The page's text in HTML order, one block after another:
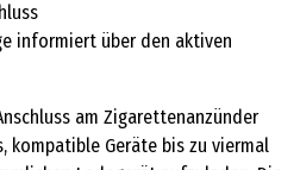
informiert über den aktiven
am Zigarettenanzünder
kompatible Geräte bis zu viermal